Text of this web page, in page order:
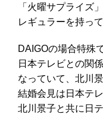
「火曜サプライズ
レギュラーを持っ
DAIGOの場合特殊
日本テレビとの関
なっていて、北川
結婚会見は日本テ
北川景子と共に日